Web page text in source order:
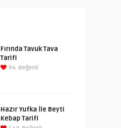
Fırında Tavuk Tava
Tarifi
94 Beğeni!
Hazır Yufka İle Beyti
Kebap Tarifi